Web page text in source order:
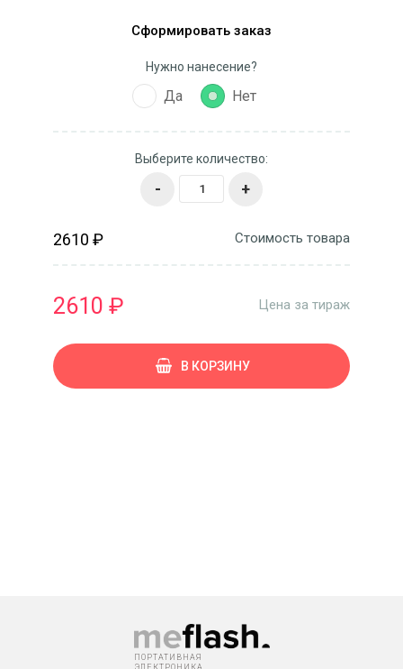
Сформировать заказ
Нужно нанесение?
Да Нет
Выберите количество:
- +
2610 ₽ Стоимость товара
2610 ₽ Цена за тираж
В КОРЗИНУ
ПОРТАТИВНАЯ